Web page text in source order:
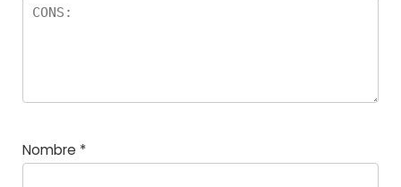
Nombre *